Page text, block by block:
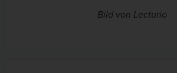
Bild von Lecturio